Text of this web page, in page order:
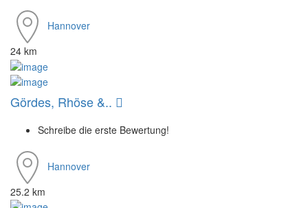
Hannover
24 km
Gördes, Rhöse &..
Schreibe die erste Bewertung!
Hannover
25.2 km